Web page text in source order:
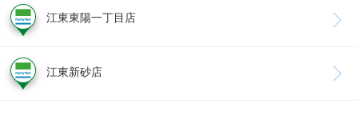
江東東陽一丁目店
江東新砂店